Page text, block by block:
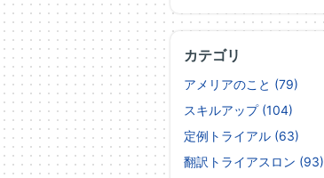
カテゴリ
アメリアのこと (79)
スキルアップ (104)
定例トライアル (63)
翻訳トライアスロン (93)